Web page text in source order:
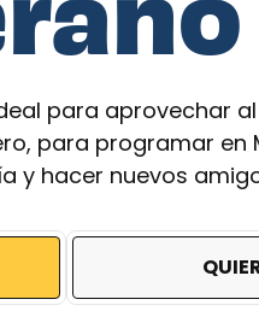
para aprovechar
para programar en
y hacer nuevos